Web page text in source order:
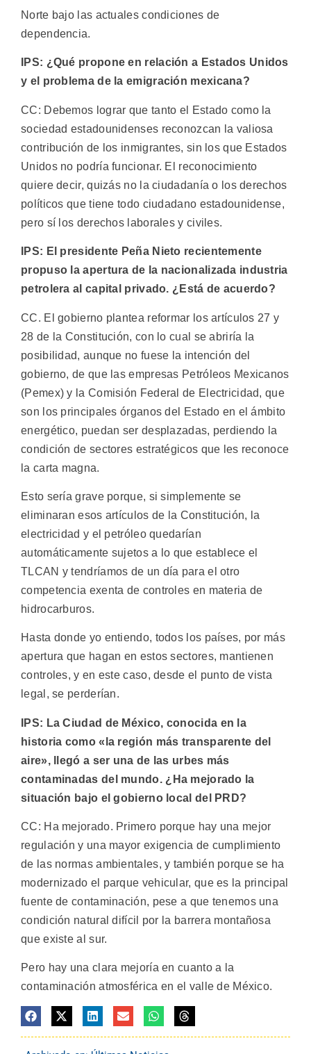
Norte bajo las actuales condiciones de
dependencia.
IPS: ¿Qué propone en relación a Estados Unidos
y el problema de la emigración mexicana?
CC: Debemos lograr que tanto el Estado como la
sociedad estadounidenses reconozcan la valiosa
contribución de los inmigrantes, sin los que Estados
Unidos no podría funcionar. El reconocimiento
quiere decir, quizás no la ciudadanía o los derechos
políticos que tiene todo ciudadano estadounidense,
pero sí los derechos laborales y civiles.
IPS: El presidente Peña Nieto recientemente
propuso la apertura de la nacionalizada industria
petrolera al capital privado. ¿Está de acuerdo?
CC. El gobierno plantea reformar los artículos 27 y
28 de la Constitución, con lo cual se abriría la
posibilidad, aunque no fuese la intención del
gobierno, de que las empresas Petróleos Mexicanos
(Pemex) y la Comisión Federal de Electricidad, que
son los principales órganos del Estado en el ámbito
energético, puedan ser desplazadas, perdiendo la
condición de sectores estratégicos que les reconoce
la carta magna.
Esto sería grave porque, si simplemente se
eliminaran esos artículos de la Constitución, la
electricidad y el petróleo quedarían
automáticamente sujetos a lo que establece el
TLCAN y tendríamos de un día para el otro
competencia exenta de controles en materia de
hidrocarburos.
Hasta donde yo entiendo, todos los países, por más
apertura que hagan en estos sectores, mantienen
controles, y en este caso, desde el punto de vista
legal, se perderían.
IPS: La Ciudad de México, conocida en la
historia como «la región más transparente del
aire», llegó a ser una de las urbes más
contaminadas del mundo. ¿Ha mejorado la
situación bajo el gobierno local del PRD?
CC: Ha mejorado. Primero porque hay una mejor
regulación y una mayor exigencia de cumplimiento
de las normas ambientales, y también porque se ha
modernizado el parque vehicular, que es la principal
fuente de contaminación, pese a que tenemos una
condición natural difícil por la barrera montañosa
que existe al sur.
Pero hay una clara mejoría en cuanto a la
contaminación atmosférica en el valle de México.